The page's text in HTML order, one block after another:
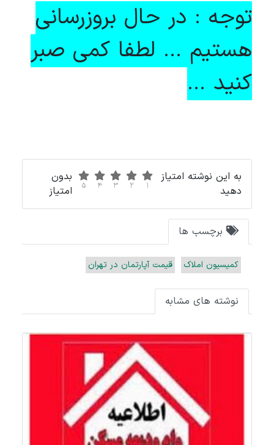
توجه : در حال بروزرسانی
هستیم ... لطفا کمی صبر
کنید ...
به این نوشته امتیاز
دهید
1
2
3
4
5
بدون
امتیاز
برچسب ها
کمیسیون املاک قیمت آپارتمان در تهران
نوشته های مشابه